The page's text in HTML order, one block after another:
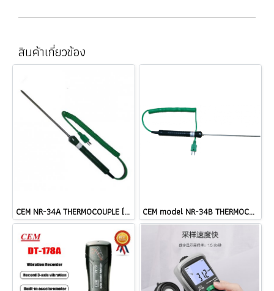
สินค้าเกี่ยวข้อง
CEM NR-34A THERMOCOUPLE (TYPE K) Length: 180 mm Cable @ ราคา CEM model NR-34B THERMOCOUPLE TYPE K ราคา